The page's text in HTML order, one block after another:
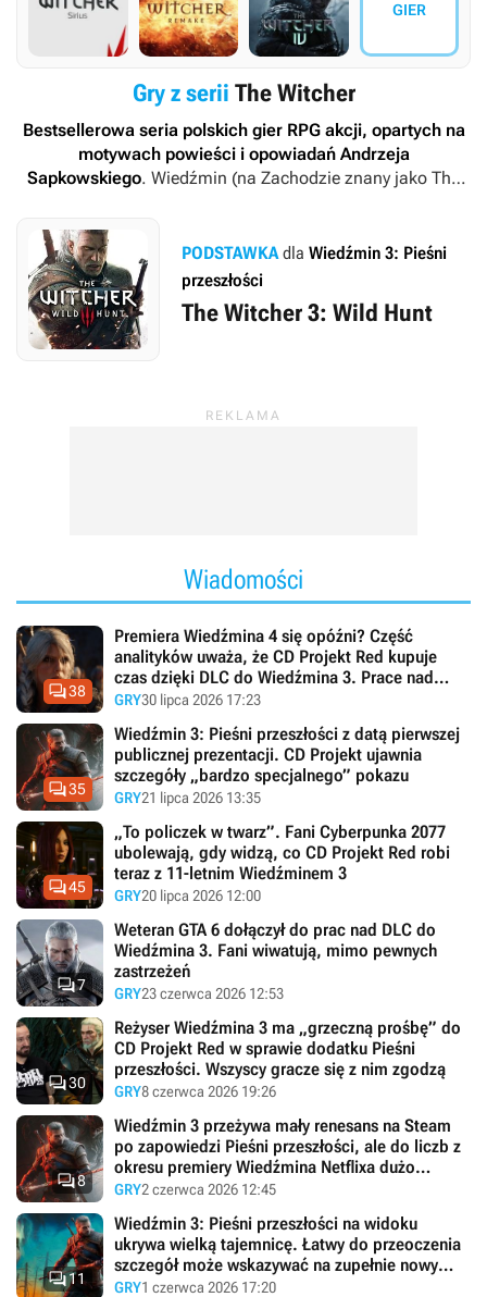
GIER
Gry z serii The Witcher
Bestsellerowa seria polskich gier RPG akcji, opartych na
motywach powieści i opowiadań Andrzeja
Sapkowskiego. Wiedźmin (na Zachodzie znany jako The
RED, które oprócz niego ma w swoim portfolio markę
Cyberpunk 2077
. Poza tym w jego rozwoju wzięły udział
takie ekipy, jak The Molasses Flood oraz Fool’s Theory.
PODSTAWKAdla Wiedźmin 3: Pieśni
przeszłości
The Witcher 3: Wild Hunt
Wiadomości
38
Premiera Wiedźmina 4 się opóźni? Część
analityków uważa, że CD Projekt Red kupuje
czas dzięki DLC do Wiedźmina 3. Prace nad
Pieśniami przeszłości idą pełną parą
GRY30 lipca 2026 17:23
35
Wiedźmin 3: Pieśni przeszłości z datą pierwszej
publicznej prezentacji. CD Projekt ujawnia
szczegóły „bardzo specjalnego” pokazu
GRY21 lipca 2026 13:35
45
„To policzek w twarz”. Fani Cyberpunka 2077
ubolewają, gdy widzą, co CD Projekt Red robi
teraz z 11-letnim Wiedźminem 3
GRY20 lipca 2026 12:00
7
Weteran GTA 6 dołączył do prac nad DLC do
Wiedźmina 3. Fani wiwatują, mimo pewnych
zastrzeżeń
GRY23 czerwca 2026 12:53
30
Reżyser Wiedźmina 3 ma „grzeczną prośbę” do
CD Projekt Red w sprawie dodatku Pieśni
przeszłości. Wszyscy gracze się z nim zgodzą
GRY8 czerwca 2026 19:26
8
Wiedźmin 3 przeżywa mały renesans na Steam
po zapowiedzi Pieśni przeszłości, ale do liczb z
okresu premiery Wiedźmina Netflixa dużo
jeszcze brakuje
GRY2 czerwca 2026 12:45
11
Wiedźmin 3: Pieśni przeszłości na widoku
ukrywa wielką tajemnicę. Łatwy do przeoczenia
szczegół może wskazywać na zupełnie nowy
region w dodatku
GRY1 czerwca 2026 17:20